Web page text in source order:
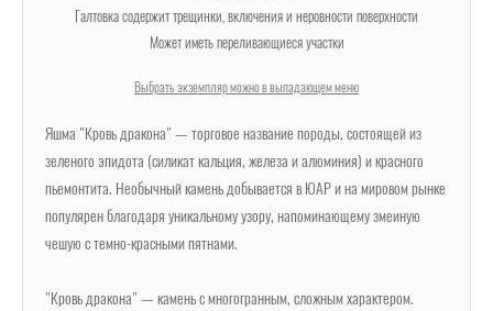
Галтовка содержит трещинки, включения и неровности поверхности
Может иметь переливающиеся участки
Выбрать экземпляр можно в выпадающем меню
Яшма "Кровь дракона" — торговое название породы, состоящей из
зеленого эпидота (силикат кальция, железа и алюминия) и красного
пьемонтита. Необычный камень добывается в ЮАР и на мировом рынке
популярен благодаря уникальному узору, напоминающему змеиную
чешую с темно-красными пятнами.
"Кровь дракона" — камень с многогранным, сложным характером.